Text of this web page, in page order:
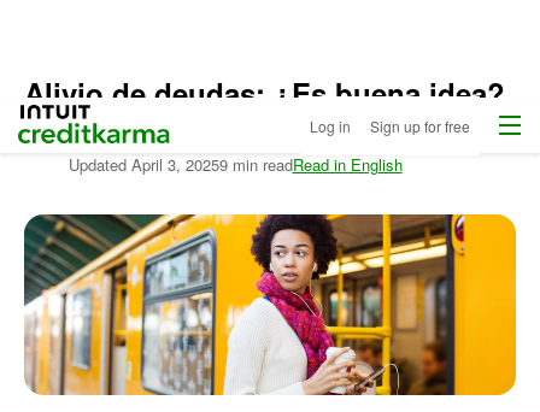
Intuit Credit Karma Log in Sign up for free Menu
Alivio de deudas: ¿Es buena idea?
Written by: Jennifer Brozic
Updated April 3, 20259 min readRead in English